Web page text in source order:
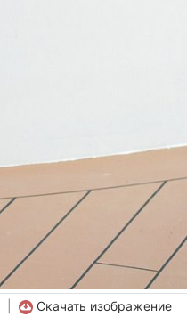
Скачать изображение